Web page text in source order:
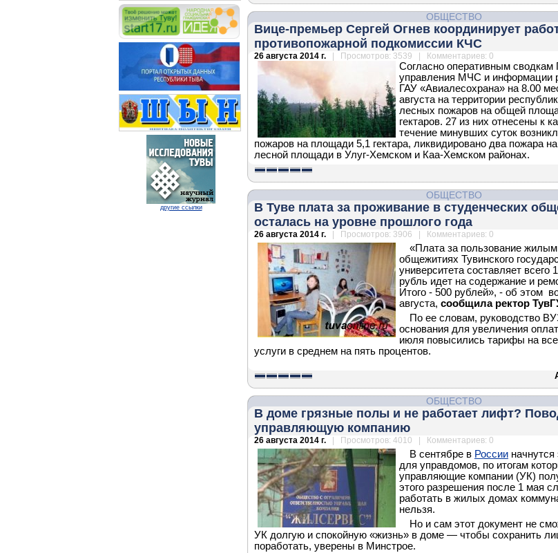
другие ссылки
ОБЩЕСТВО
Вице-премьер Сергей Огнев координирует
противопожарной подкомиссии КЧС
26 августа 2014 г. | Просмотров: 3539 | Комментариев: 0
Согласно оперативным сводкам
управления МЧС и информации
ГАУ «Авиалесохрана» на 8.00
августа на территории
лесных пожаров на общей
гектаров. 27 из них отнесены к
течение минувших суток
пожаров на площади 5,1 гектара, ликвидировано два пожара на
лесной площади в Улуг-Хемском и Каа-Хемском районах.
ОБЩЕСТВО
В Туве плата за проживание в студенческих
осталась на уровне прошлого года
26 августа 2014 г. | Просмотров: 3906 | Комментариев: 0
«Плата за пользование
общежитиях Тувинского
университета составляет всего
рубль идет на содержание и
Итого - 500 рублей», - об этом
августа, сообщила ректор
По ее словам, руководство
основания для увеличения
июля повысились тарифы на
услуги в среднем на пять процентов.
ОБЩЕСТВО
В доме грязные полы и не работает лифт?
управляющую компанию
26 августа 2014 г. | Просмотров: 4010 | Комментариев: 0
В сентябре в России
для управдомов, по итогам
управляющие компании (УК)
этого разрешения после 1 мая
работать в жилых домах
нельзя.
Но и сам этот документ не
УК долгую и спокойную «жизнь» в доме — чтобы сохранить
поработать, уверены в Минстрое.